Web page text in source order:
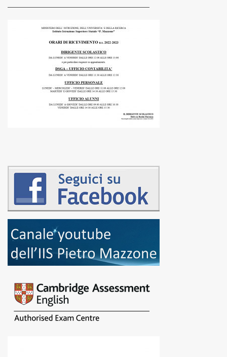
————————————————————